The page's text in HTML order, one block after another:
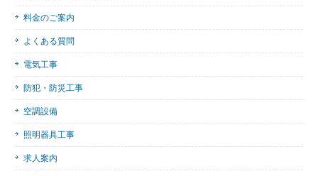
料金のご案内
よくある質問
電気工事
防犯・防災工事
空調設備
照明器具工事
求人案内